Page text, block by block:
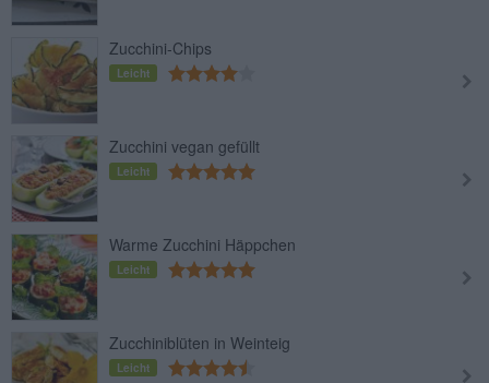
Zucchini-Chips
Leicht
Zucchini vegan gefüllt
Leicht
Warme Zucchini Häppchen
Leicht
Zucchiniblüten in Weinteig
Leicht